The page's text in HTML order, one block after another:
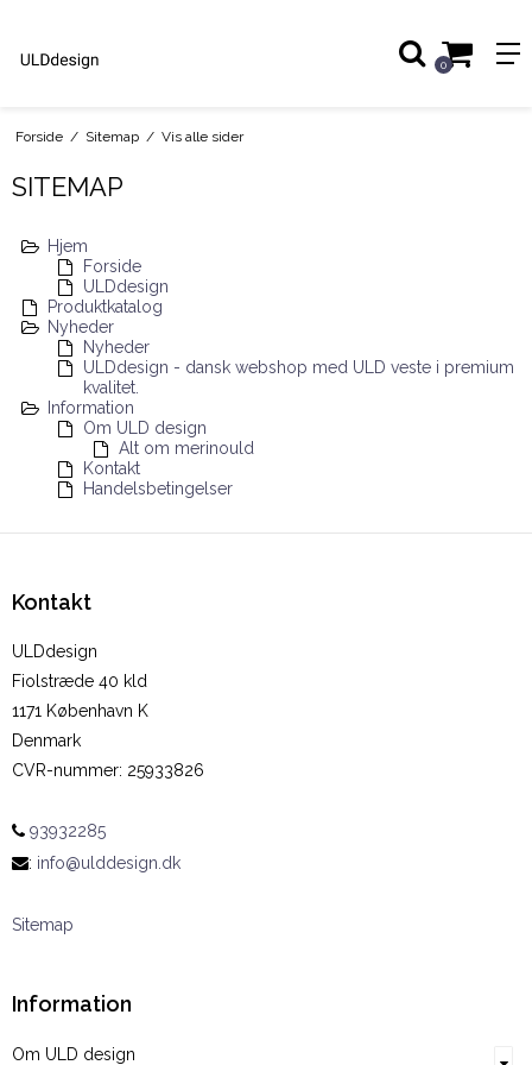
0
Forside / Sitemap / Vis alle sider
SITEMAP
Hjem
Forside
ULDdesign
Produktkatalog
Nyheder
Nyheder
ULDdesign - dansk webshop med ULD veste i premium
kvalitet.
Information
Om ULD design
Alt om merinould
Kontakt
Handelsbetingelser
Kontakt
ULDdesign
Fiolstræde 40 kld
1171 København K
Denmark
CVR-nummer: 25933826
93932285
: info@ulddesign.dk
Sitemap
Information
Om ULD design